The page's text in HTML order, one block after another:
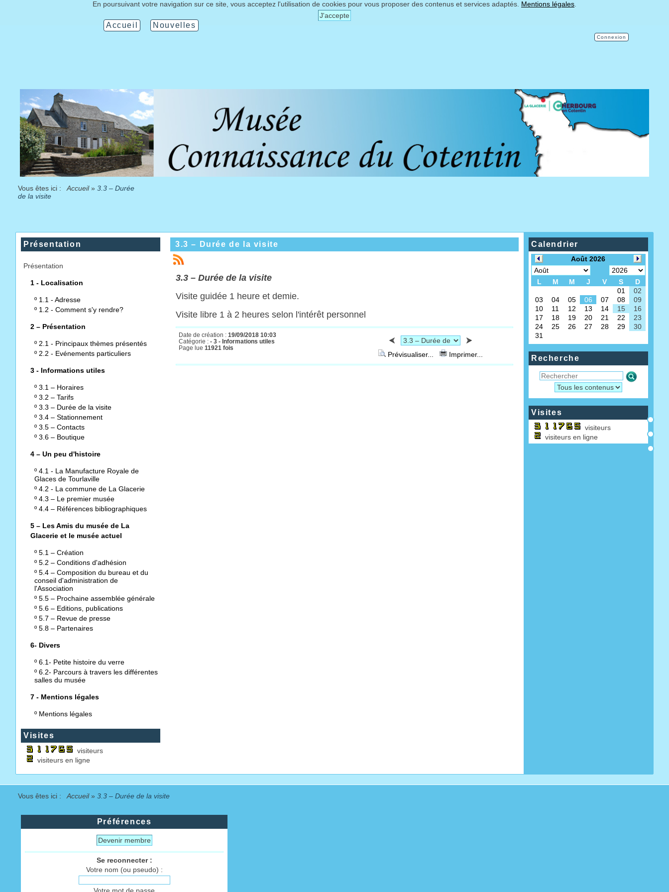
En poursuivant votre navigation sur ce site, vous acceptez l'utilisation de cookies pour vous proposer des contenus et services adaptés. Mentions légales
J'accepte
Accueil
Connexion
Nouvelles
Vous êtes ici : Accueil» 3.3 – Durée
de la visite
Présentation
Présentation
1 - Localisation
º 1.1 - Adresse
º 1.2 - Comment s'y rendre?
2 – Présentation
º 2.1 - Principaux thèmes présentés
º 2.2 - Evénements particuliers
3 - Informations utiles
º 3.1 – Horaires
º 3.2 – Tarifs
º 3.3 – Durée de la visite
º 3.4 – Stationnement
º 3.5 – Contacts
º 3.6 – Boutique
4 – Un peu d'histoire
º 4.1 - La Manufacture Royale de
Glaces de Tourlaville
º 4.2 - La commune de La Glacerie
º 4.3 – Le premier musée
º 4.4 – Références bibliographiques
5 – Les Amis du musée de La
Glacerie et le musée actuel
º 5.1 – Création
º 5.2 – Conditions d'adhésion
º 5.4 – Composition du bureau et du
conseil d'administration de
l'Association
º 5.5 – Prochaine assemblée générale
º 5.6 – Editions, publications
º 5.7 – Revue de presse
º 5.8 – Partenaires
6- Divers
º 6.1- Petite histoire du verre
º 6.2- Parcours à travers les différentes
salles du musée
7 - Mentions légales
º Mentions légales
Visites
visiteurs
visiteurs en ligne
3.3 – Durée de la visite
3.3 – Durée de la visite
Visite guidée 1 heure et demie.
Visite libre 1 à 2 heures selon l'intérêt personnel
Date de création : 19/09/2018 10:03
Catégorie : - 3 - Informations utiles
Page lue 11921 fois
Prévisualiser... Imprimer...
Calendrier
Recherche
Visites
visiteurs
visiteurs en ligne
Vous êtes ici : Accueil» 3.3 – Durée de la visite
Préférences
Devenir membre
Se reconnecter :
Votre nom (ou pseudo) :
Votre mot de passe